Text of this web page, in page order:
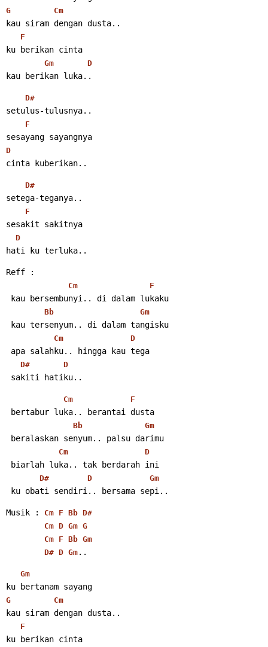
G Cm
kau siram dengan dusta..
F
ku berikan cinta
Gm D
kau berikan luka..
D#
setulus-tulusnya..
F
sesayang sayangnya
D
cinta kuberikan..
D#
setega-teganya..
F
sesakit sakitnya
D
hati ku terluka..
Reff :
Cm F
kau bersembunyi.. di dalam lukaku
Bb Gm
kau tersenyum.. di dalam tangisku
Cm D
apa salahku.. hingga kau tega
D# D
sakiti hatiku..
Cm F
bertabur luka.. berantai dusta
Bb Gm
beralaskan senyum.. palsu darimu
Cm D
biarlah luka.. tak berdarah ini
D# D Gm
ku obati sendiri.. bersama sepi..
Musik : Cm F Bb D#
Cm D Gm G
Cm F Bb Gm
D# D Gm ..
Gm
ku bertanam sayang
G Cm
kau siram dengan dusta..
F
ku berikan cinta